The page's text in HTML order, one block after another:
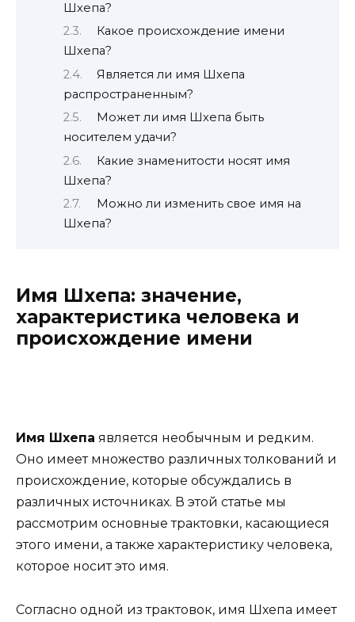
Шхепа?
Какое происхождение имени
Шхепа?
Является ли имя Шхепа
распространенным?
Может ли имя Шхепа быть
носителем удачи?
Какие знаменитости носят имя
Шхепа?
Можно ли изменить свое имя на
Шхепа?
Имя Шхепа: значение,
характеристика человека и
происхождение имени
Имя Шхепа является необычным и редким.
Оно имеет множество различных толкований и
происхождение, которые обсуждались в
различных источниках. В этой статье мы
рассмотрим основные трактовки, касающиеся
этого имени, а также характеристику человека,
которое носит это имя.
Согласно одной из трактовок, имя Шхепа имеет